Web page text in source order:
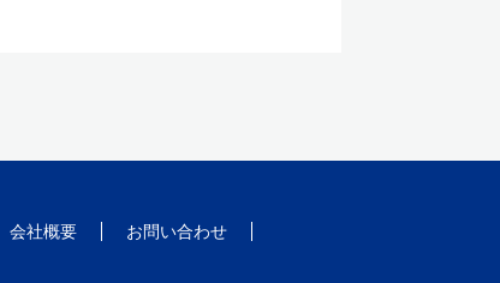
会社概要 お問い合わせ